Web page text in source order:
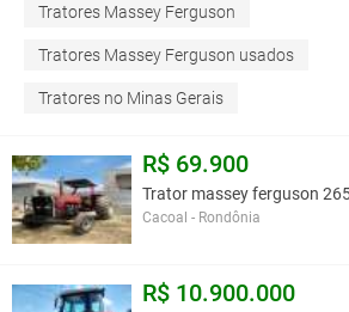
Tratores Massey Ferguson
Tratores Massey Ferguson usados
Tratores no Minas Gerais
R$ 69.900
Trator massey ferguson
Cacoal - Rondônia
R$ 10.900.000